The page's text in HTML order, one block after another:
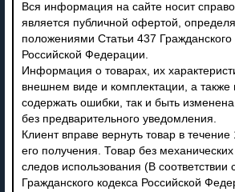
Вся информация на сайте носит
является публичной офертой,
положениями Статьи 437 Гражданского
Российской Федерации.
Информация о товарах, их
внешнем виде и комплектации, а также
содержать ошибки, так и быть
без предварительного уведомления.
Клиент вправе вернуть товар в
его получения. Товар без
следов использования (В соответствии
Гражданского кодекса Российской